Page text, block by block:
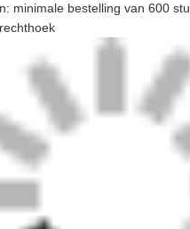
minimale bestelling van 600